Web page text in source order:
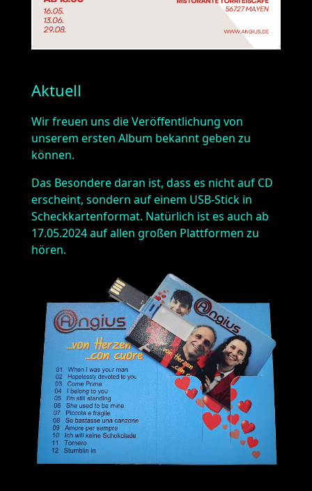
Aktuell
Wir freuen uns die Veröffentlichung von
unserem ersten Album bekannt geben zu
können.
Das Besondere daran ist, dass es nicht auf CD
erscheint, sondern auf einem USB-Stick in
Scheckkartenformat. Natürlich ist es auch ab
17.05.2024 auf allen großen Plattformen zu
hören.